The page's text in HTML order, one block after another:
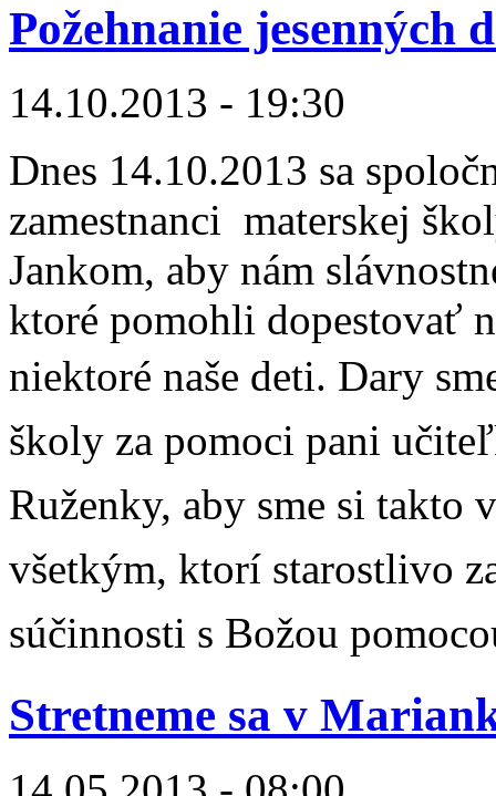
Požehnanie jesenných
14.10.2013 - 19:30
Dnes 14.10.2013 sa
zamestnanci materskej
Jankom, aby nám
ktoré pomohli dopestovať
niektoré naše deti. Dary
školy za pomoci pani
Ruženky, aby sme si
všetkým, ktorí starostlivo
súčinnosti s Božou
Stretneme sa v